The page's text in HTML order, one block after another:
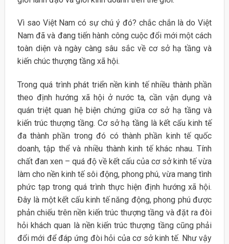
Vì sao Việt Nam có sự chú ý đó? chắc chắn là do Việt
Nam đã và đang tiến hành công cuộc đổi mới một cách
toàn diện và ngày càng sâu sắc về cơ sở hạ tầng và
kiến chúc thượng tầng xã hội.
Trong quá trình phát triển nền kinh tế nhiều thành phần
theo định hướng xã hội ở nước ta, cần vận dụng và
quán triệt quan hệ biện chứng giữa cơ sở hạ tầng và
kiến trúc thượng tầng. Cơ sở hạ tầng là kết cấu kinh tế
đa thành phần trong đó có thành phần kinh tế quốc
doanh, tập thể và nhiều thành kinh tế khác nhau. Tính
chất đan xen – quá độ về kết cấu của cơ sở kinh tế vừa
làm cho nền kinh tế sôi động, phong phú, vừa mang tình
phức tạp trong quá trình thực hiện định hướng xã hội.
Đây là một kết cấu kinh tế năng động, phong phú được
phản chiếu trên nền kiến trúc thượng tầng và đặt ra đòi
hỏi khách quan là nền kiến trúc thượng tầng cũng phải
đổi mới để đáp ứng đòi hỏi của cơ sở kinh tế. Như vậy